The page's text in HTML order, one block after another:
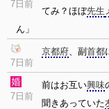
7日前
てみ？ほぼ先生
ん」
7日前
京都府、副 首都
7日前
前はお互い興味
聞きあっていた